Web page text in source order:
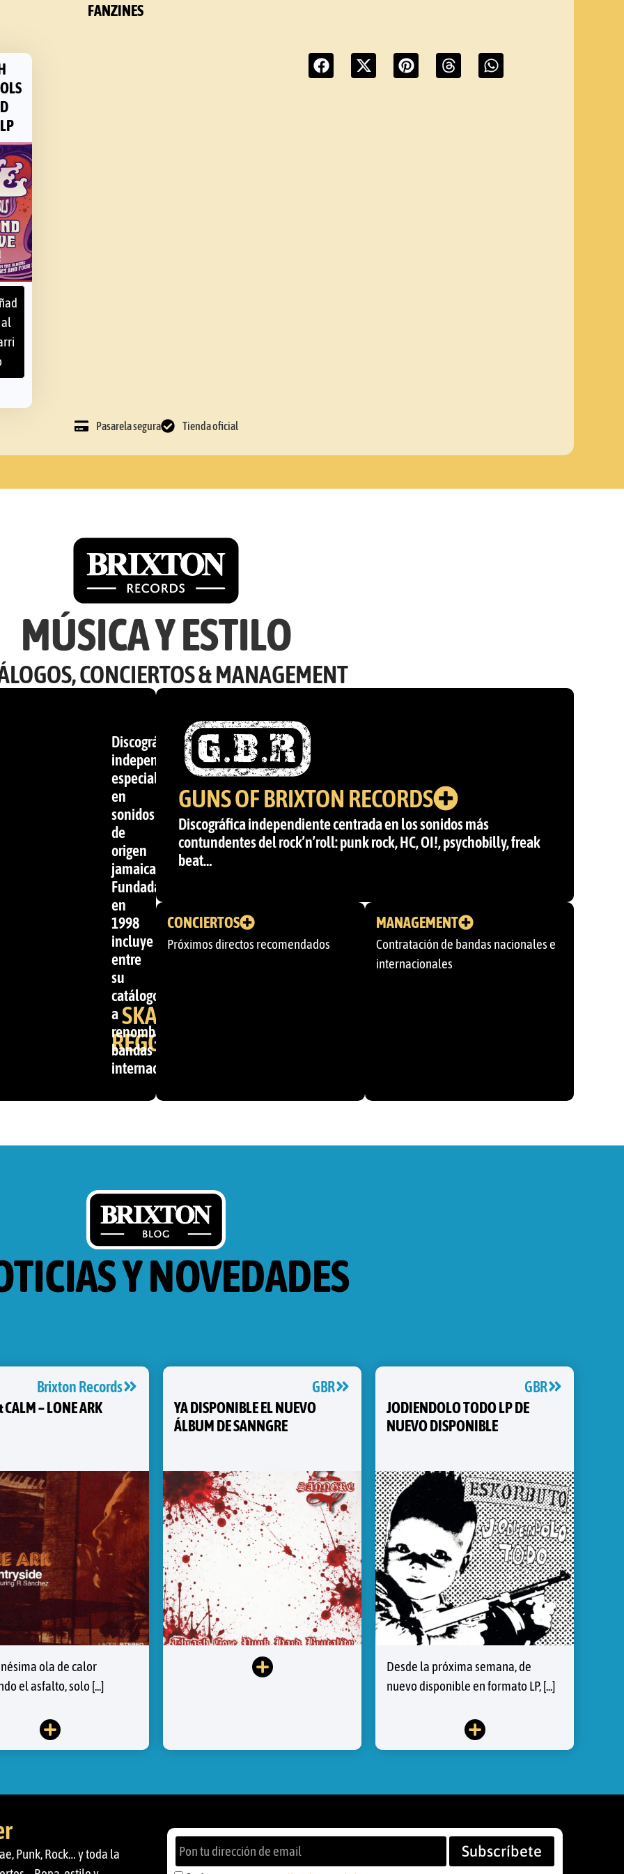
FANZINES
Pasarela segura Tienda oficial
MÚSICA Y ESTILO
CONCIERTOS & MANAGEMENT
SKA &
REGGAE
Discográfica
independiente
especializada
en
sonidos
de
origen
jamaicano.
Fundada
en
1998
incluye
entre
su
catálogo
a
renombradas
bandas
internacionales.
GUNS OF BRIXTON RECORDS
Discográfica independiente centrada en los sonidos más
contundentes del rock’n’roll: punk rock, HC, OI!, psychobilly, freak
beat…
CONCIERTOS
Próximos directos recomendados
MANAGEMENT
Contratación de bandas nacionales e
internacionales
Y NOVEDADES
Brixton Records
CALM – LONE ARK
ola de calor
el asfalto, solo [...]
GBR
YA DISPONIBLE EL NUEVO
ÁLBUM DE SANNGRE
GBR
JODIENDOLO TODO LP DE
NUEVO DISPONIBLE
Desde la próxima semana, de
nuevo disponible en formato LP, [...]
Punk, Rock… y toda la
Subscríbete